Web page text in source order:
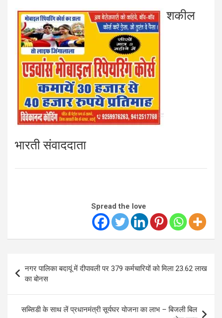
शकील
भारती संवाददाता
Spread the love
navigation
नगर पालिका बदायूं में दीपावली पर 379 कर्मचारियों को मिला 23.62 लाख
का बोनस
सब्सिडी के साथ लें प्रधानमंत्री सूर्यघर योजना का लाभ – बिजली बिल